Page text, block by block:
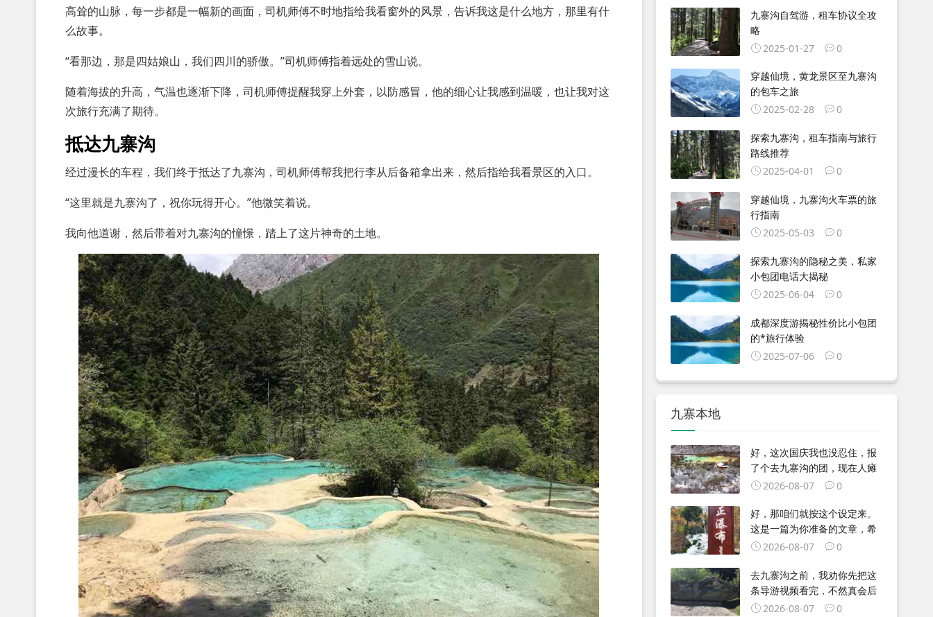
高耸的山脉，每一步都是一幅新的画面，司机师傅不时地指给我看窗外的风景，告诉我这是什么地方，那里有什
么故事。
“看那边，那是四姑娘山，我们四川的骄傲。”司机师傅指着远处的雪山说。
随着海拔的升高，气温也逐渐下降，司机师傅提醒我穿上外套，以防感冒，他的细心让我感到温暖，也让我对这
次旅行充满了期待。
抵达九寨沟
经过漫长的车程，我们终于抵达了九寨沟，司机师傅帮我把行李从后备箱拿出来，然后指给我看景区的入口。
“这里就是九寨沟了，祝你玩得开心。”他微笑着说。
我向他道谢，然后带着对九寨沟的憧憬，踏上了这片神奇的土地。
九寨沟自驾游，租车协议全攻
略
2025-01-27
0
穿越仙境，黄龙景区至九寨沟
的包车之旅
2025-02-28
0
探索九寨沟，租车指南与旅行
路线推荐
2025-04-01
0
穿越仙境，九寨沟火车票的旅
行指南
2025-05-03
0
探索九寨沟的隐秘之美，私家
小包团电话大揭秘
2025-06-04
0
成都深度游揭秘性价比小包团
的*旅行体验
2025-07-06
0
九寨本地
好，这次国庆我也没忍住，报
了个去九寨沟的团，现在人瘫
2026-08-07
0
好，那咱们就按这个设定来。
这是一篇为你准备的文章，希
2026-08-07
0
去九寨沟之前，我劝你先把这
条导游视频看完，不然真会后
2026-08-07
0